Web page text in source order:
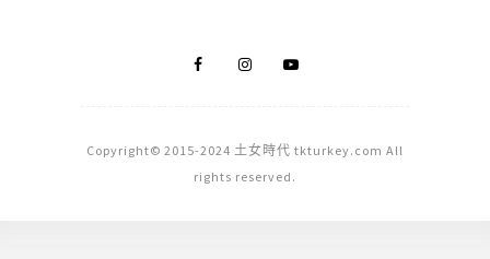
Copyright© 2015-2024 土女時代 tkturkey.com All
rights reserved.